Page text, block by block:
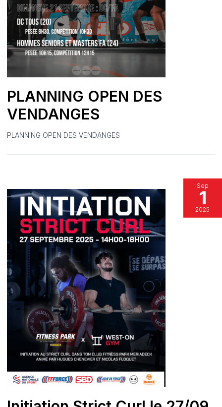
PLANNING OPEN DES
VENDANGES
PLANNING OPEN DES VENDANGES
Sep
1
2025